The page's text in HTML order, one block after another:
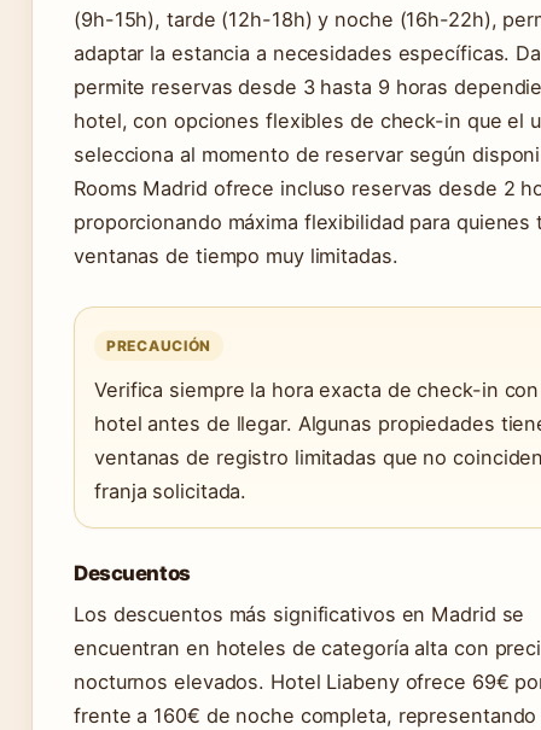
(9h-15h), tarde (12h-18h) y noche (16h-22h),
adaptar la estancia a necesidades específicas.
permite reservas desde 3 hasta 9 horas
hotel, con opciones flexibles de check-in que el
selecciona al momento de reservar según
Rooms Madrid ofrece incluso reservas desde 2
proporcionando máxima flexibilidad para quienes
ventanas de tiempo muy limitadas.
PRECAUCIÓN
Verifica siempre la hora exacta de check-in
hotel antes de llegar. Algunas propiedades
ventanas de registro limitadas que no
franja solicitada.
Descuentos
Los descuentos más significativos en Madrid se
encuentran en hoteles de categoría alta con
nocturnos elevados. Hotel Liabeny ofrece 69€
frente a 160€ de noche completa, representando